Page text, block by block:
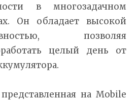
в многозадачном
Он обладает высокой
позволяя
целый день от
на Mobile